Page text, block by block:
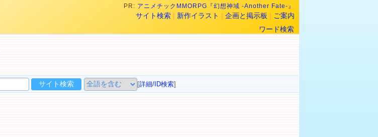
PR: アニメチックMMORPG『幻想神域 -Another Fate-』
サイト検索 | 新作イラスト | 企画と掲示板 | ご案内
ワード検索
[詳細/ID検索]